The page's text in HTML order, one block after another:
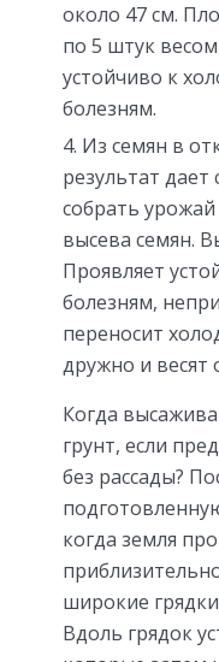
около 47 см.
по 5 штук
устойчиво к
болезням.
Из семян в
результат
собрать
высева семян.
Проявляет
болезням,
переносит
дружно и весят
Когда
грунт, если
без рассады?
когда земля
широкие
Вдоль грядок